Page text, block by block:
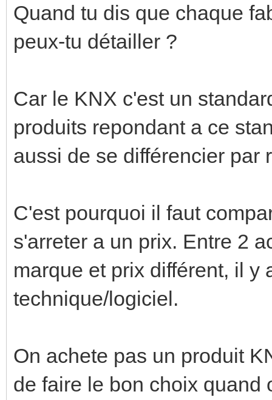
Quand tu dis que chaque
peux-tu détailler ?
Car le KNX c'est un
produits repondant a ce
aussi de se différencier par
C'est pourquoi il faut
s'arreter a un prix. Entre 2
marque et prix différent, il y
technique/logiciel.
On achete pas un produit
de faire le bon choix quand